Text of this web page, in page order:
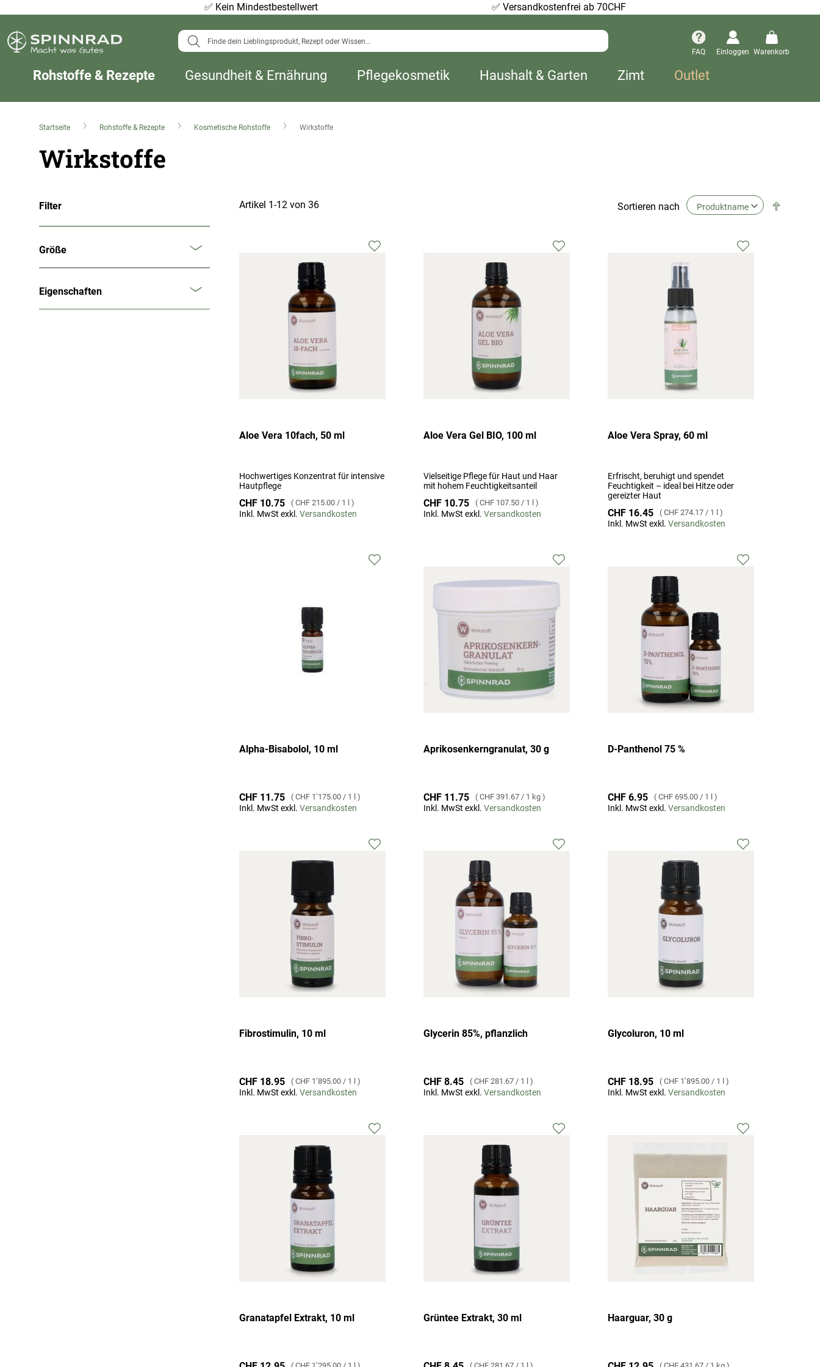
✅ Kein Mindestbestellwert ✅Versandkostenfrei ab 70CHF
Suche FAQ Einloggen Warenkorb
Rohstoffe & Rezepte Gesundheit & Ernährung Pflegekosmetik Haushalt & Garten Zimt Outlet
Startseite Rohstoffe & Rezepte Kosmetische Rohstoffe Wirkstoffe
Wirkstoffe
Filter
Größe
Eigenschaften
Artikel 1-12 von36 Sortieren nach
Aloe Vera 10fach, 50 ml
Hochwertiges Konzentrat für intensive
Hautpflege
CHF 10.75 CHF 215.00 / 1 l
Inkl. MwSt exkl.Versandkosten
Aloe Vera Gel BIO, 100 ml
Vielseitige Pflege für Haut und Haar
mit hohem Feuchtigkeitsanteil
CHF 10.75 CHF 107.50 / 1 l
Inkl. MwSt exkl.Versandkosten
Aloe Vera Spray, 60 ml
Erfrischt, beruhigt und spendet
Feuchtigkeit – ideal bei Hitze oder
gereizter Haut
CHF 16.45 CHF 274.17/ 1 l
Inkl. MwSt exkl. Versandkosten
Zur
Alpha-Bisabolol, 10 ml
CHF 11.75 CHF 1’175.00 / 1 l
Inkl. MwSt exkl.Versandkosten
Aprikosenkerngranulat, 30 g
CHF 11.75 CHF 391.67 / 1 kg
Inkl. MwSt exkl.Versandkosten
D-Panthenol 75 %
CHF 6.95 CHF 695.00/ 1 l
Inkl. MwSt exkl. Versandkosten
Zur
Fibrostimulin, 10 ml
CHF 18.95 CHF 1’895.00 / 1 l
Inkl. MwSt exkl.Versandkosten
Glycerin 85%, pflanzlich
CHF 8.45 CHF 281.67 / 1 l
Inkl. MwSt exkl.Versandkosten
Glycoluron, 10 ml
CHF 18.95 CHF 1’895.00/ 1 l
Inkl. MwSt exkl. Versandkosten
Zur
Granatapfel Extrakt, 10 ml Grüntee Extrakt, 30 ml Haarguar, 30 g
Zur